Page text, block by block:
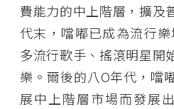
費能力的中上階層，擴及
代末，噹嘟已成為流行
多流行歌手、搖滾明星開
樂。爾後的八O年代，噹
展中上階層市場而發展